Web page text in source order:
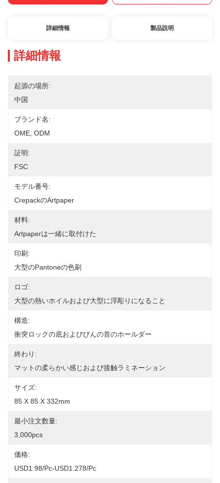
詳細情報 製品説明
詳細情報
起源の場所:
中国
ブランド名:
OME, ODM
証明:
FSC
モデル番号:
Crepackのartpaper
材料:
Artpaperは一緒に取付けた
印刷:
大型のpantoneの色刷
ロゴ:
大型の熱いホイルおよび大型に浮彫りになること
構造:
衝突ロックの底およびびんの首のホールダー
終わり:
マットの柔らかい感じおよび接触ラミネーション
サイズ:
85 X 85 X 332mm
最小注文数量:
3,000pcs
価格:
USD1.98/pc-USD1.278/pc